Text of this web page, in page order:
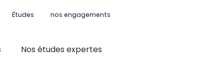
Études nos engagements
Nos études expertes